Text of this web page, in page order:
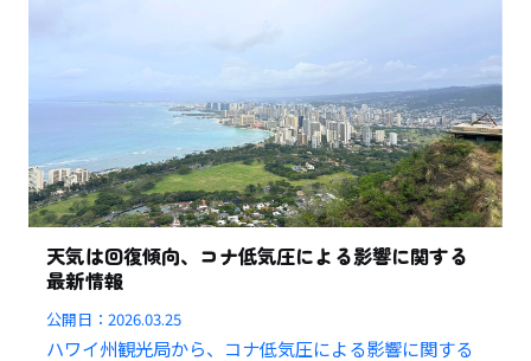
天気は回復傾向、コナ低気圧による影響に関する
最新情報
公開日：2026.03.25
ハワイ州観光局から、コナ低気圧による影響に関する